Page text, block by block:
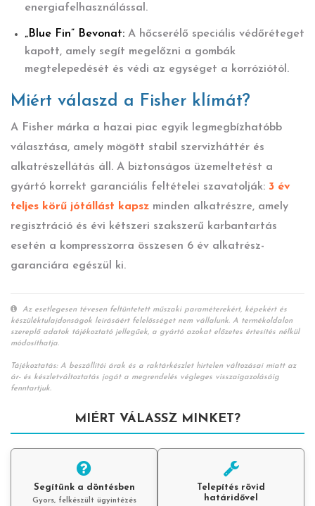
energiafelhasználással.
„Blue Fin” Bevonat: A hőcserélő speciális védőréteget
kapott, amely segít megelőzni a gombák
megtelepedését és védi az egységet a korróziótól.
Miért válaszd a Fisher klímát?
A Fisher márka a hazai piac egyik legmegbízhatóbb
választása, amely mögött stabil szervizháttér és
alkatrészellátás áll. A biztonságos üzemeltetést a
gyártó korrekt garanciális feltételei szavatolják: 3 év
teljes körű jótállást kapsz minden alkatrészre, amely
regisztráció és évi kétszeri szakszerű karbantartás
esetén a kompresszorra összesen 6 év alkatrész-
garanciára egészül ki.
Az esetlegesen tévesen feltüntetett műszaki paraméterekért, képekért és
készüléktulajdonságok leírásáért felelősséget nem vállalunk. A termékoldalon
szereplő adatok tájékoztató jellegűek, a gyártó azokat előzetes értesítés nélkül
módosíthatja.
Tájékoztatás: A beszállítói árak és a raktárkészlet hirtelen változásai miatt az
ár- és készletváltoztatás jogát a megrendelés végleges visszaigazolásáig
fenntartjuk.
MIÉRT VÁLASSZ MINKET?
Segítünk a döntésben
Gyors, felkészült ügyintézés
Telepítés rövid
határidővel